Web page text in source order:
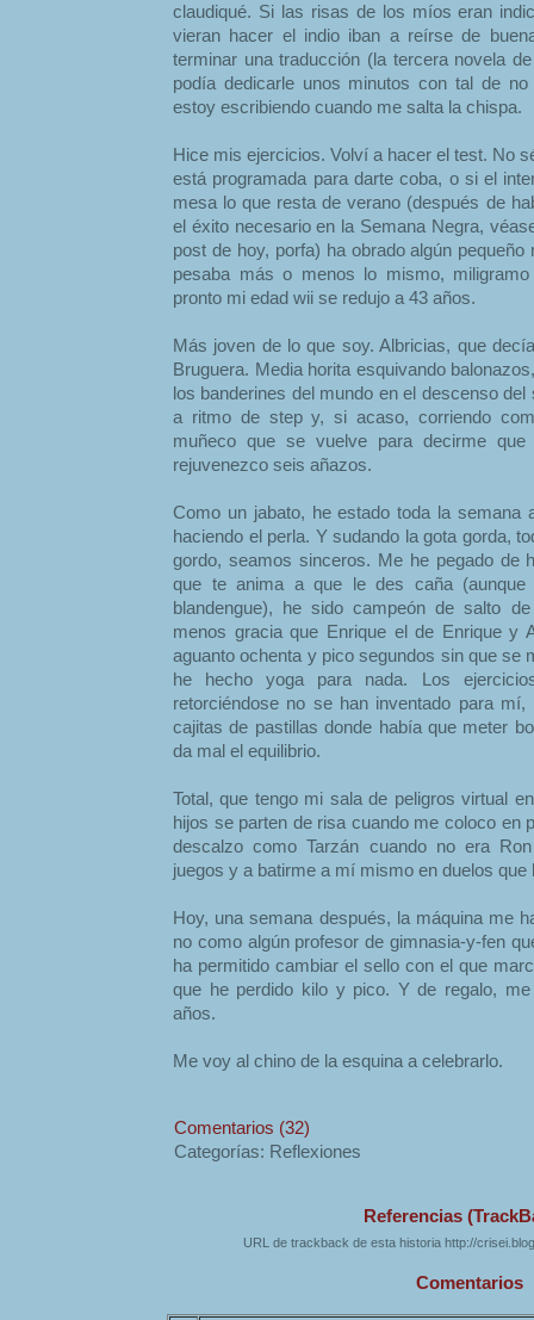
claudiqué. Si las risas de los míos eran
vieran hacer el indio iban a reírse de
terminar una traducción (la tercera novela
podía dedicarle unos minutos con tal de
estoy escribiendo cuando me salta la chispa.
Hice mis ejercicios. Volví a hacer el test. No
está programada para darte coba, o si el
mesa lo que resta de verano (después de
el éxito necesario en la Semana Negra,
post de hoy, porfa) ha obrado algún
pesaba más o menos lo mismo,
pronto mi edad wii se redujo a 43 años.
Más joven de lo que soy. Albricias, que
Bruguera. Media horita esquivando
los banderines del mundo en el descenso
a ritmo de step y, si acaso, corriendo
muñeco que se vuelve para decirme
rejuvenezco seis añazos.
Como un jabato, he estado toda la semana
haciendo el perla. Y sudando la gota gorda,
gordo, seamos sinceros. Me he pegado de
que te anima a que le des caña
blandengue), he sido campeón de salto
menos gracia que Enrique el de Enrique y
aguanto ochenta y pico segundos sin que se
he hecho yoga para nada. Los
retorciéndose no se han inventado para
cajitas de pastillas donde había que meter
da mal el equilibrio.
Total, que tengo mi sala de peligros virtual
hijos se parten de risa cuando me coloco en
descalzo como Tarzán cuando no era
juegos y a batirme a mí mismo en duelos que
Hoy, una semana después, la máquina me
no como algún profesor de gimnasia-y-fen
ha permitido cambiar el sello con el que
que he perdido kilo y pico. Y de regalo,
años.
Me voy al chino de la esquina a celebrarlo.
Comentarios (32)
Categorías: Reflexiones
Referencias
URL de trackback de esta historia http://
Comentarios